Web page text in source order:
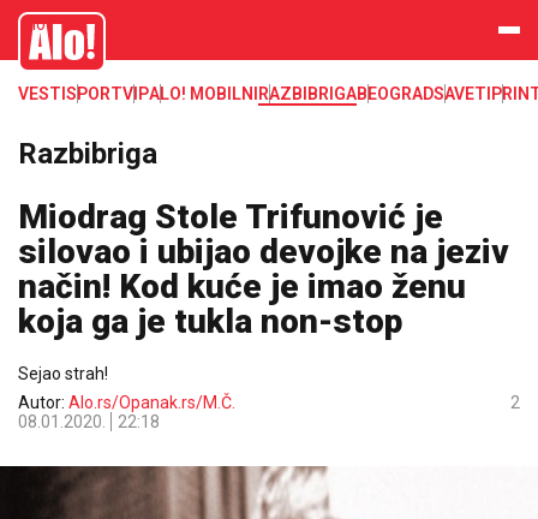
Alo
VESTI SPORTVIPALO! MOBILNI RAZBIBRIGABEOGRADSAVETI
Razbibriga
Miodrag Stole Trifunović je
silovao i ubijao devojke na jeziv
način! Kod kuće je imao ženu
koja ga je tukla non-stop
Sejao strah!
Autor: Alo.rs/Opanak.rs/M.Č.
08.01.2020.
22:18
2